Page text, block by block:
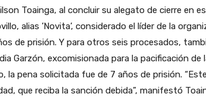
Toainga, al concluir su alegato de cierre en
alias ’Novita’, considerado el líder de la
de prisión. Y para otros seis procesados,
Garzón, excomisionada para la pacificación de
la pena solicitada fue de 7 años de prisión.
que reciba la sanción debida”, manifestó